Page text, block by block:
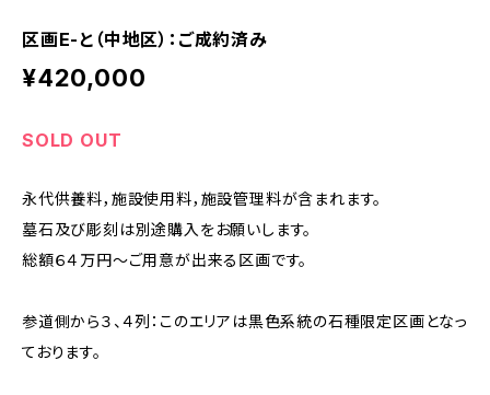
区画E-と（中地区）：ご成約済み
¥420,000
SOLD OUT
永代供養料，施設使用料，施設管理料が含まれます。
墓石及び彫刻は別途購入をお願いします。
総額６４万円～ご用意が出来る区画です。
参道側から３、４列：このエリアは黒色系統の石種限定区画となっ
ております。